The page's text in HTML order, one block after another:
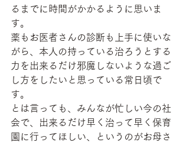
るまでに時間がかかるように思いま
す。
薬もお医者さんの診断も上手に使いな
がら、本人の持っている治ろうとする
力を出来るだけ邪魔しないような過ご
し方をしたいと思っている常日頃で
す。
とは言っても、みんなが忙しい今の社
会で、出来るだけ早く治って早く保育
園に行ってほしい、というのがお母さ